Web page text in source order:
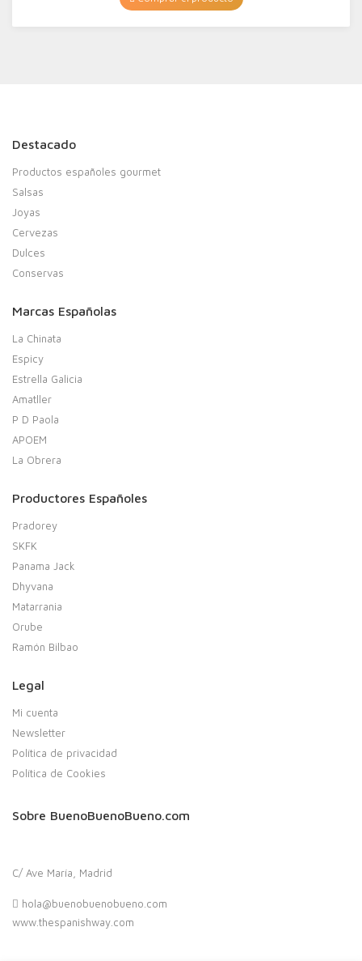
Destacado
Productos españoles gourmet
Salsas
Joyas
Cervezas
Dulces
Conservas
Marcas Españolas
La Chinata
Espicy
Estrella Galicia
Amatller
P D Paola
APOEM
La Obrera
Productores Españoles
Pradorey
SKFK
Panama Jack
Dhyvana
Matarrania
Orube
Ramón Bilbao
Legal
Mi cuenta
Newsletter
Política de privacidad
Política de Cookies
Sobre BuenoBuenoBueno.com
C/ Ave María, Madrid
hola@buenobuenobueno.com
www.thespanishway.com